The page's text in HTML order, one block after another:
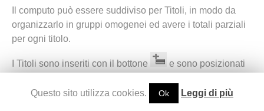
Il computo può essere suddiviso per Titoli, in modo da
organizzarlo in gruppi omogenei ed avere i totali parziali
per ogni titolo.
I Titoli sono inseriti con il bottone
e sono posizionati
sono articoli selezionati, in coda a quelli inseriti.
Questo sito utilizza cookies. Ok Leggi di più